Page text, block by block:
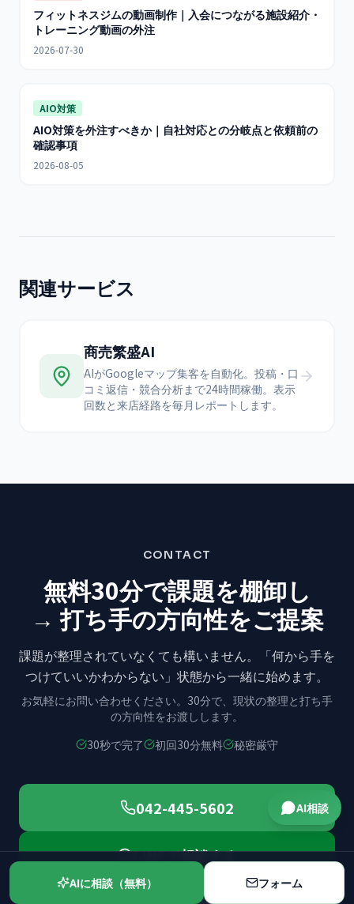
フィットネスジムの動画制作｜入会につながる施設紹介・
トレーニング動画の外注
2026-07-30
AIO対策
AIO対策を外注すべきか｜自社対応との分岐点と依頼前の
確認事項
2026-08-05
関連サービス
商売繁盛AI
AIがGoogleマップ集客を自動化。投稿・口
コミ返信・競合分析まで24時間稼働。表示
回数と来店経路を毎月レポートします。
CONTACT
無料30分で課題を棚卸し
→ 打ち手の方向性をご提案
課題が整理されていなくても構いません。
「何から手を
つけていいかわからない」状態から一緒に始めます。
お気軽にお問い合わせください。 30分で、現状の整理と打ち手
の方向性をお渡しします。
30秒で完了
初回30分無料 秘密厳守
042-445-5602
LINEで相談する
AIに相談（無料） フォーム
AI相談